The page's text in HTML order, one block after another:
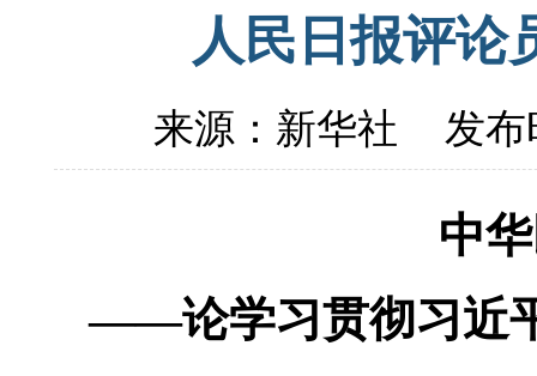
人民日报评论
来源：新华社 发布
中
——论学习贯彻习近